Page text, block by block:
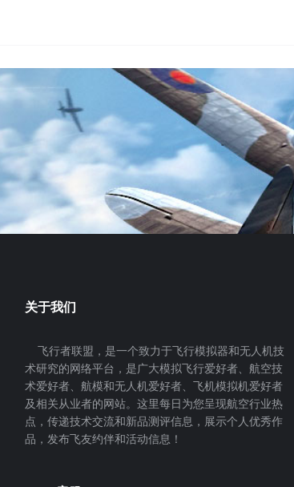
关于我们
飞行者联盟，是一个致力于飞行模拟器和无人机技
术研究的网络平台，是广大模拟飞行爱好者、航空技
术爱好者、航模和无人机爱好者、飞机模拟机爱好者
及相关从业者的网站。这里每日为您呈现航空行业热
点，传递技术交流和新品测评信息，展示个人优秀作
品，发布飞友约伴和活动信息！